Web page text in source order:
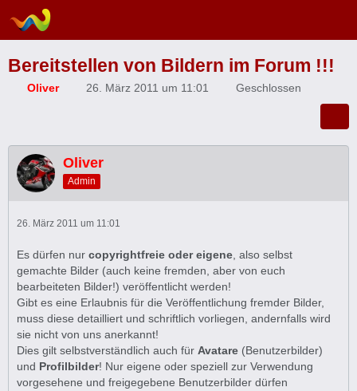
Bereitstellen von Bildern im Forum !!!
Oliver 26. März 2011 um 11:01 Geschlossen
Oliver
Admin
26. März 2011 um 11:01
Es dürfen nur copyrightfreie oder eigene , also selbst
gemachte Bilder (auch keine fremden, aber von euch
bearbeiteten Bilder!) veröffentlicht werden!
Gibt es eine Erlaubnis für die Veröffentlichung fremder Bilder,
muss diese detailliert und schriftlich vorliegen, andernfalls wird
sie nicht von uns anerkannt!
Dies gilt selbstverständlich auch für Avatare (Benutzerbilder)
und Profilbilder! Nur eigene oder speziell zur Verwendung
vorgesehene und freigegebene Benutzerbilder dürfen